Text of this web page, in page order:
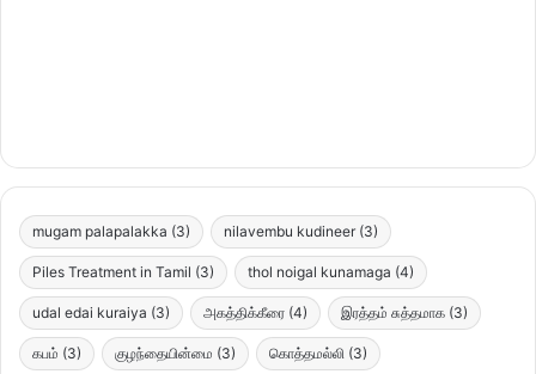
mugam palapalakka (3) nilavembu kudineer (3)
Piles Treatment in Tamil (3) thol noigal kunamaga (4)
udal edai kuraiya (3) அகத்திக்கீரை (4) இரத்தம் சுத்தமாக (3)
கபம் (3) குழந்தையின்மை (3) கொத்தமல்லி (3)